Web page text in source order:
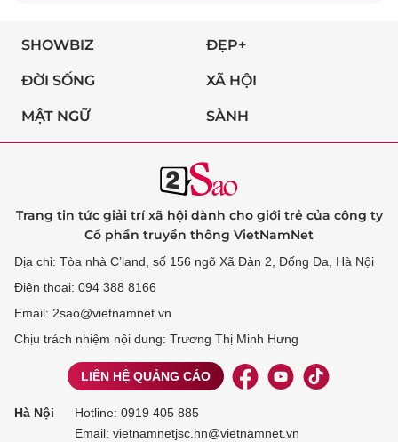
SHOWBIZ ĐẸP+
ĐỜI SỐNG XÃ HỘI
MẬT NGỮ SÀNH
Trang tin tức giải trí xã hội dành cho giới trẻ của công ty
Cổ phần truyền thông VietNamNet
Địa chỉ: Tòa nhà C’land, số 156 ngõ Xã Đàn 2, Đống Đa, Hà Nội
Điện thoại: 094 388 8166
Email: 2sao@vietnamnet.vn
Chịu trách nhiệm nội dung: Trương Thị Minh Hưng
LIÊN HỆ QUẢNG CÁO
Hà Nội Hotline: 0919 405 885
Email: vietnamnetjsc.hn@vietnamnet.vn